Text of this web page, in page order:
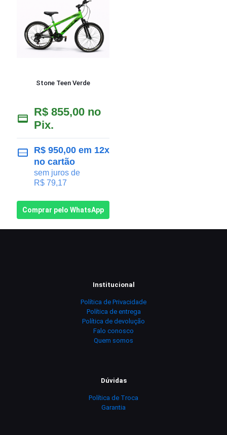
Stone Teen Verde
R$ 855,00 no
Pix.
R$ 950,00 em 12x
no cartão
sem juros de
R$ 79,17
Comprar pelo WhatsApp
Institucional
Política de Privacidade
Política de entrega
Política de devolução
Falo conosco
Quem somos
Dúvidas
Política de Troca
Garantia